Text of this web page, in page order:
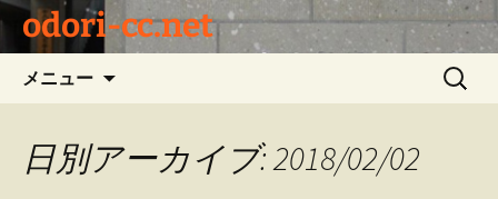
odori-cc.net
メニュー
ン
検
索:
日別アーカイブ: 2018/02/02